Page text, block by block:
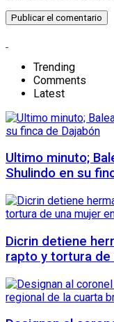
Trending
Comments
Latest
Ultimo minuto;
Shulindo en su
Dicrin detiene
rapto y tortura